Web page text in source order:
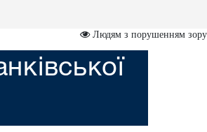
Людям з порушенням зору